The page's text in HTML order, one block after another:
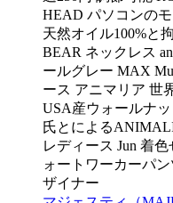
HEAD パソコンの
天然オイル100%と
BEAR ネックレス
ールグレー MAX
ース アニマリア 世
USA産ウォールナッ
氏とによる
レディース Jun 着
ォートワーカーパ
ザイナー